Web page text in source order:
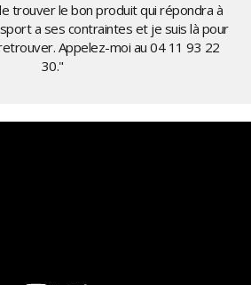
trouver le bon produit qui répondra à
a ses contraintes et je suis là pour
Appelez-moi au04 11 93 22
30."